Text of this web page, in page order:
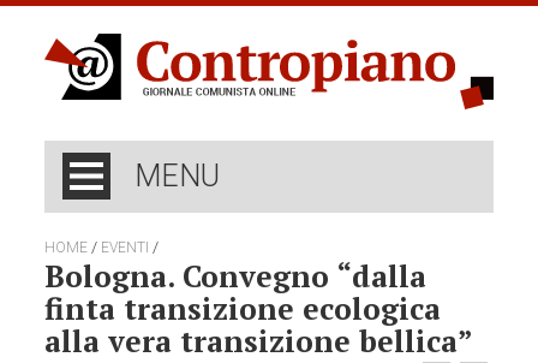
MENU
HOME / EVENTI /
Bologna. Convegno “dalla
finta transizione ecologica
alla vera transizione bellica”